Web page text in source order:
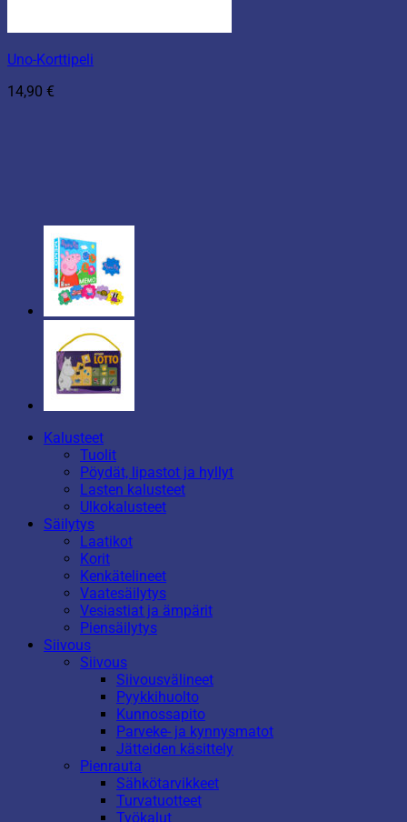
Uno-Korttipeli
14,90 €
Kalusteet
Tuolit
Pöydät, lipastot ja hyllyt
Lasten kalusteet
Ulkokalusteet
Säilytys
Laatikot
Korit
Kenkätelineet
Vaatesäilytys
Vesiastiat ja ämpärit
Piensäilytys
Siivous
Siivous
Siivousvälineet
Pyykkihuolto
Kunnossapito
Parveke- ja kynnysmatot
Jätteiden käsittely
Pienrauta
Sähkötarvikkeet
Turvatuotteet
Työkalut